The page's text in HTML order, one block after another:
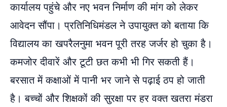
कार्यालय पहुंचे और नए भवन निर्माण की मांग को लेकर
आवेदन सौंपा। प्रतिनिधिमंडल ने उपायुक्त को बताया कि
विद्यालय का खपरैलनुमा भवन पूरी तरह जर्जर हो चुका है।
कमजोर दीवारें और टूटी छत कभी भी गिर सकती हैं।
बरसात में कक्षाओं में पानी भर जाने से पढ़ाई ठप हो जाती
है। बच्चों और शिक्षकों की सुरक्षा पर हर वक्त खतरा मंडरा